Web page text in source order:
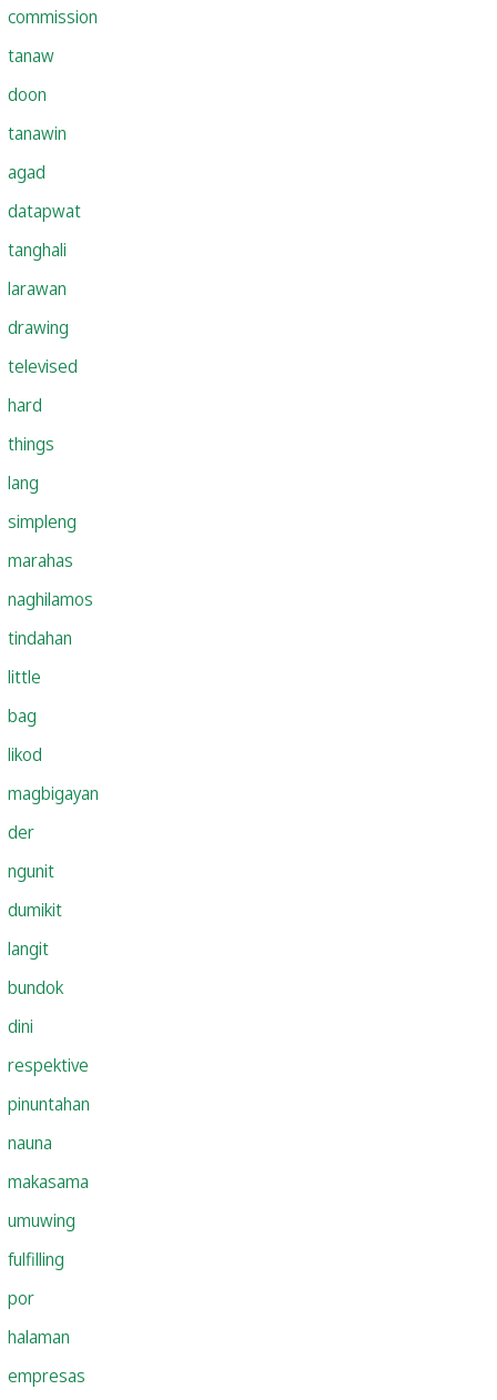
commission
tanaw
doon
tanawin
agad
datapwat
tanghali
larawan
drawing
televised
hard
things
lang
simpleng
marahas
naghilamos
tindahan
little
bag
likod
magbigayan
der
ngunit
dumikit
langit
bundok
dini
respektive
pinuntahan
nauna
makasama
umuwing
fulfilling
por
halaman
empresas